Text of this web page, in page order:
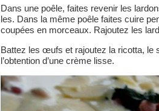
Dans une poêle, faites revenir les
les. Dans la même poêle faites cuire
coupées en morceaux. Rajoutez les
Battez les œufs et rajoutez la ricotta, le
l’obtention d’une crème lisse.